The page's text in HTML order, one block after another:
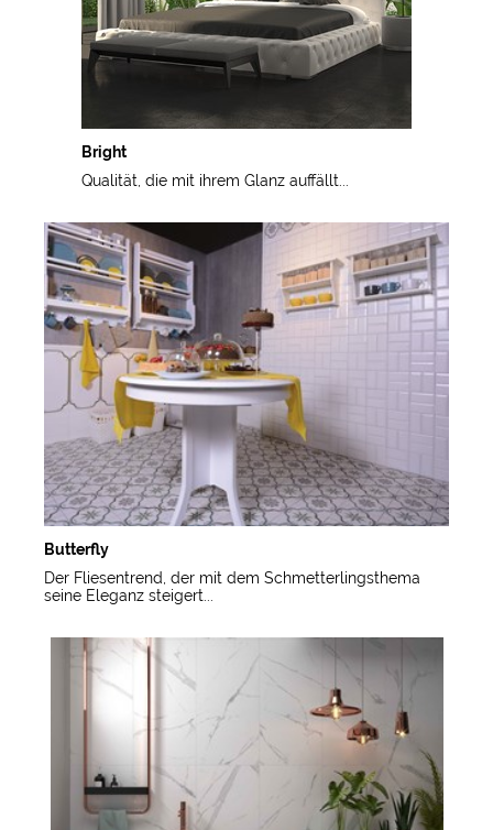
Bright
Qualität, die mit ihrem Glanz auffällt...
Butterfly
Der Fliesentrend, der mit dem Schmetterlingsthema
seine Eleganz steigert...